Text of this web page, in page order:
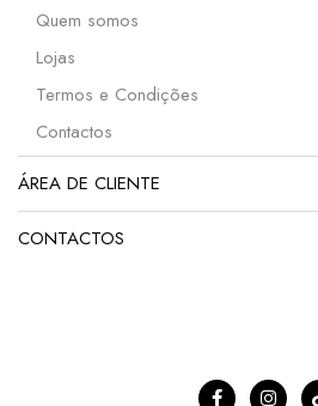
Quem somos
Lojas
Termos e Condições
Contactos
ÁREA DE CLIENTE
CONTACTOS